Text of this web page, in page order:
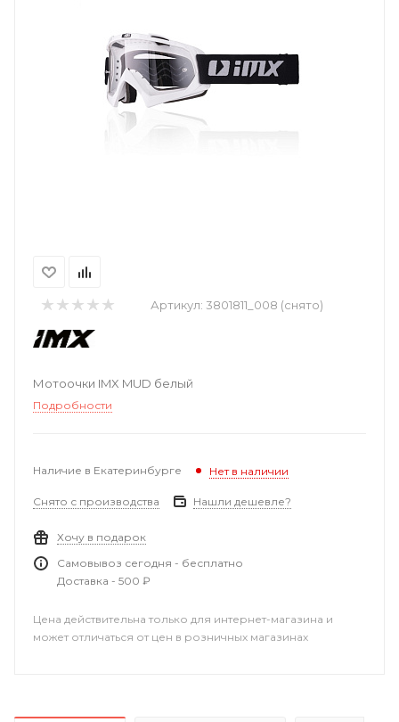
Артикул: 3801811_008 (снято)
Мотоочки IMX MUD белый
Подробности
Наличие в Екатеринбурге Нет в наличии
Снято с производства Нашли дешевле?
Хочу в подарок
Самовывоз сегодня - бесплатно
Доставка - 500 ₽
Цена действительна только для интернет-магазина и
может отличаться от цен в розничных магазинах